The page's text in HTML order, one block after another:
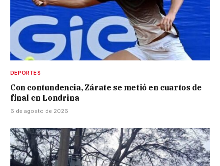
DEPORTES
Con contundencia, Zárate se metió en cuartos de
final en Londrina
6 de agosto de 2026